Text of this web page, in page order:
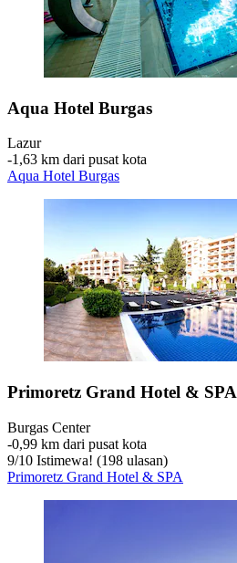
Aqua Hotel Burgas
Lazur
‐1,63 km dari pusat kota
Aqua Hotel Burgas
Primoretz Grand Hotel & SPA
Burgas Center
‐0,99 km dari pusat kota
9/10 Istimewa! (198 ulasan)
Primoretz Grand Hotel & SPA